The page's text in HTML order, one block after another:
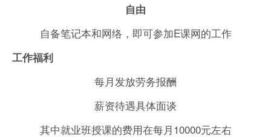
自由
自备笔记本和网络，即可参加E课网的工作
工作福利
每月发放劳务报酬
薪资待遇具体面谈
其中就业班授课的费用在每月10000元左右